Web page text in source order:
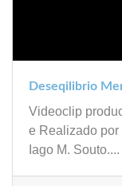
Deseqilibrio
Videoclip
e Realizado
Iago M. Souto....